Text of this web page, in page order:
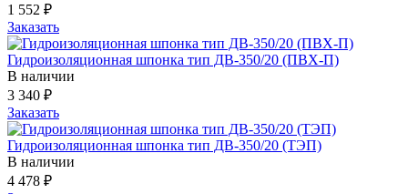
1 552 ₽
Заказать
Гидроизоляционная шпонка тип ДВ-350/20 (ПВХ-П)
В наличии
3 340 ₽
Заказать
Гидроизоляционная шпонка тип ДВ-350/20 (ТЭП)
В наличии
4 478 ₽